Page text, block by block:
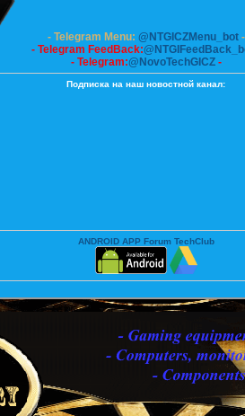
- Telegram Menu: @NTGICZMenu_bot-
- Telegram FeedBack:
- Telegram:@NovoTechGICZ-
Подписка на наш новостной канал:
ANDROID APP Forum TechClub